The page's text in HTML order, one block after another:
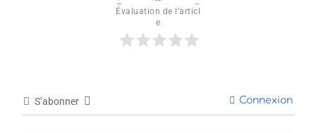
Évaluation de l'articl
e
S’abonner Connexion